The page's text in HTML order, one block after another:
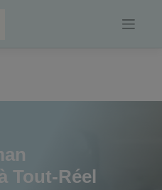
Tout-Réel